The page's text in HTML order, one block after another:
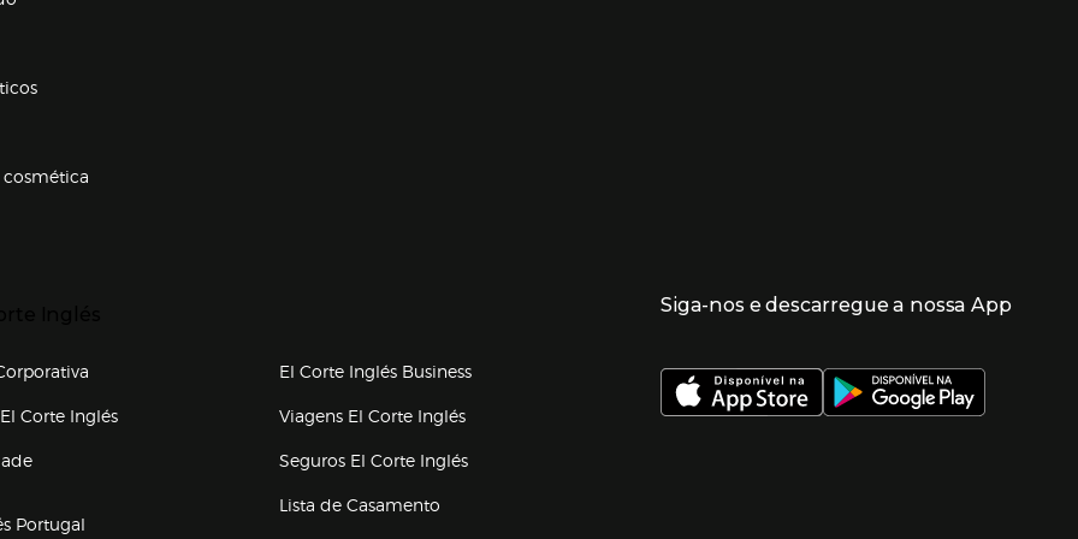
Corte Inglés(abre en nueva ventana)
Portugal
El Corte Inglés Business
Viagens El Corte Inglés(abre en nueva ventana)
Seguros El Corte Inglés(abre en nueva ventana)
Lista de Casamento
Siga-nos e descarregue a nossa App